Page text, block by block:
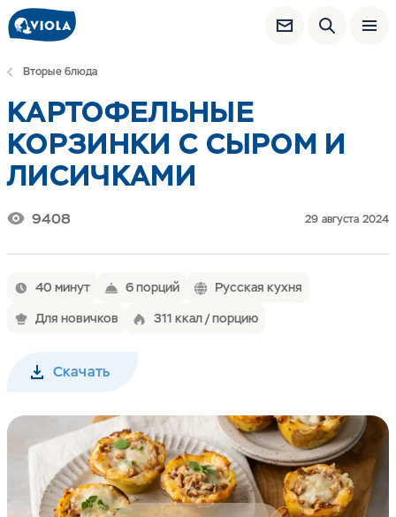
Вторые блюда
КАРТОФЕЛЬНЫЕ
КОРЗИНКИ С СЫРОМ И
ЛИСИЧКАМИ
9408 29 августа 2024
40 минут 6 порций
Русская кухня
Для новичков
311 ккал / порцию
Скачать